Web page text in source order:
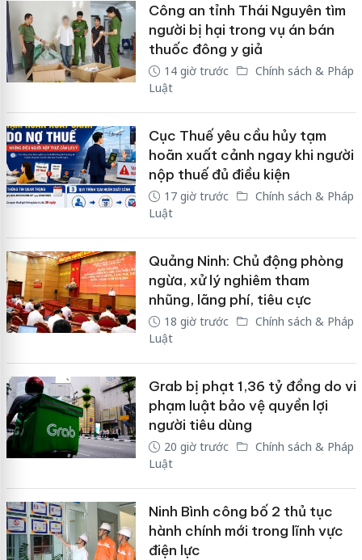
Công an tỉnh Thái Nguyên tìm
người bị hại trong vụ án bán
thuốc đông y giả
14 giờ trước
Chính sách & Pháp
Luật
Cục Thuế yêu cầu hủy tạm
hoãn xuất cảnh ngay khi người
nộp thuế đủ điều kiện
17 giờ trước
Chính sách & Pháp
Luật
Quảng Ninh: Chủ động phòng
ngừa, xử lý nghiêm tham
nhũng, lãng phí, tiêu cực
18 giờ trước
Chính sách & Pháp
Luật
Grab bị phạt 1,36 tỷ đồng do vi
phạm luật bảo vệ quyền lợi
người tiêu dùng
20 giờ trước
Chính sách & Pháp
Luật
Ninh Bình công bố 2 thủ tục
hành chính mới trong lĩnh vực
điện lực